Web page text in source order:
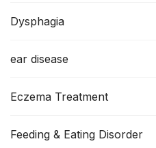
Dysphagia
ear disease
Eczema Treatment
Feeding & Eating Disorder